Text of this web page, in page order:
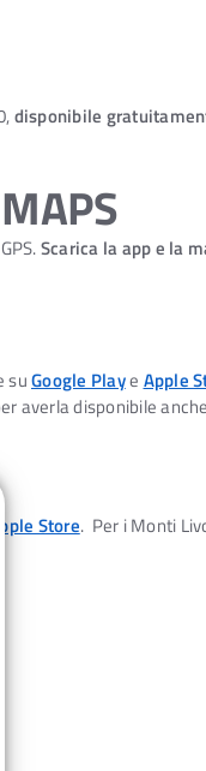
disponibile
Scarica la app e la
suGoogle Playe Apple
averla disponibile
Apple Store. Per i Monti